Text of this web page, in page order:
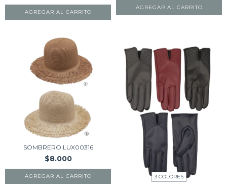
AGREGAR AL CARRITO
AGREGAR AL CARRITO
SOMBRERO LUX00316
$8.000
AGREGAR AL CARRITO 3 COLORES